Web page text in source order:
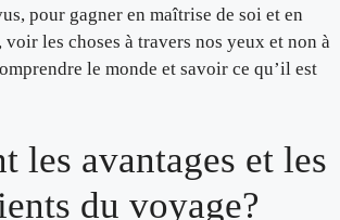
pour gagner en maîtrise de soi et en
les choses à travers nos yeux et non à
le monde et savoir ce qu’il est
les avantages et les
du voyage?